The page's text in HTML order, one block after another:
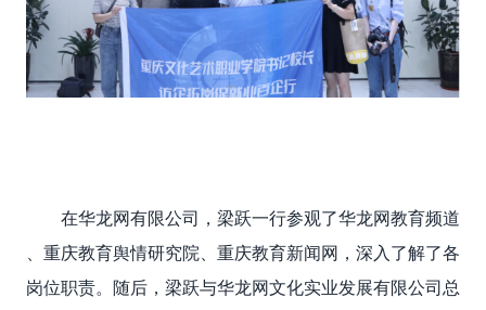
在华龙网有限公司，梁跃一行参观了华龙网教育频道
、重庆教育舆情研究院、重庆教育新闻网，深入了解了各
岗位职责。随后，梁跃与华龙网文化实业发展有限公司总